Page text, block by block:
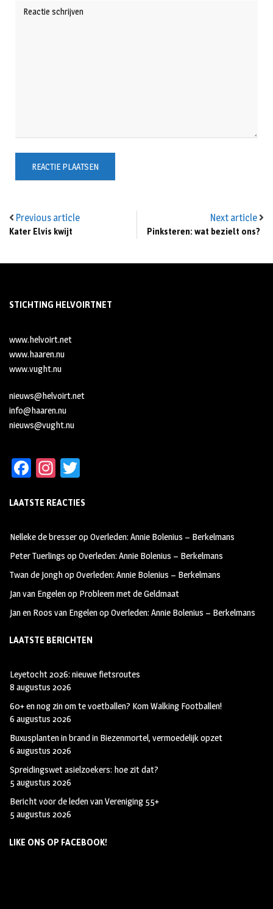
Previous article
Kater Elvis kwijt
Next article
Pinksteren: wat bezielt ons?
STICHTING HELVOIRTNET
www.helvoirt.net
www.haaren.nu
www.vught.nu
nieuws@helvoirt.net
info@haaren.nu
nieuws@vught.nu
Fa
b
oo
k
In
ag
m
tt
LAATSTE REACTIES
Nelleke de bresseropOverleden: Annie Bolenius – Berkelmans
Peter Tuerlings opOverleden: Annie Bolenius – Berkelmans
Twan de JonghopOverleden: Annie Bolenius – Berkelmans
Jan van Engelenop Probleem met de Geldmaat
Jan en Roos van EngelenopOverleden: Annie Bolenius – Berkelmans
LAATSTE BERICHTEN
Leyetocht 2026: nieuwe fietsroutes
8 augustus 2026
60+ en nog zin om te voetballen? Kom Walking Footballen!
6 augustus 2026
Buxusplanten in brand in Biezenmortel, vermoedelijk opzet
6 augustus 2026
Spreidingswet asielzoekers: hoe zit dat?
5 augustus 2026
Bericht voor de leden van Vereniging 55+
5 augustus 2026
LIKE ONS OP FACEBOOK!